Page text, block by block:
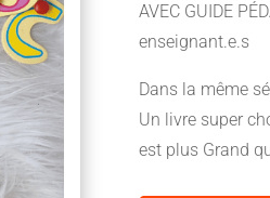
AVEC GUIDE
enseignant.e.s
Dans la même
Un livre super
est plus Grand